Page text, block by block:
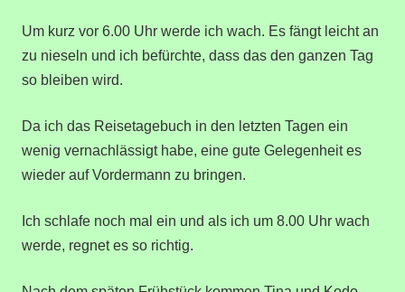
Um kurz vor 6.00 Uhr werde ich wach. Es fängt leicht an
zu nieseln und ich befürchte, dass das den ganzen Tag
so bleiben wird.
Da ich das Reisetagebuch in den letzten Tagen ein
wenig vernachlässigt habe, eine gute Gelegenheit es
wieder auf Vordermann zu bringen.
Ich schlafe noch mal ein und als ich um 8.00 Uhr wach
werde, regnet es so richtig.